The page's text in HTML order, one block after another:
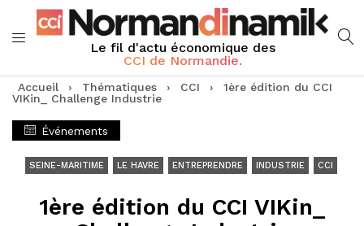
Le fil d'actu économique des
CCI de Normandie.
Accueil › Thématiques › CCI ›
1ère édition du CCI
VIKin_ Challenge Industrie
Événements
SEINE-MARITIME LE HAVRE ENTREPRENDRE INDUSTRIE CCI
1ère édition du CCI VIKin_